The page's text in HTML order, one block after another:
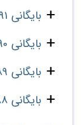
بایگانی 1391
بایگانی 1390
بایگانی 1389
بایگانی 1388